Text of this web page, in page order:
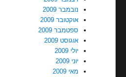
נובמבר 2009
אוקטובר 2009
ספטמבר 2009
אוגוסט 2009
יולי 2009
יוני 2009
מאי 2009